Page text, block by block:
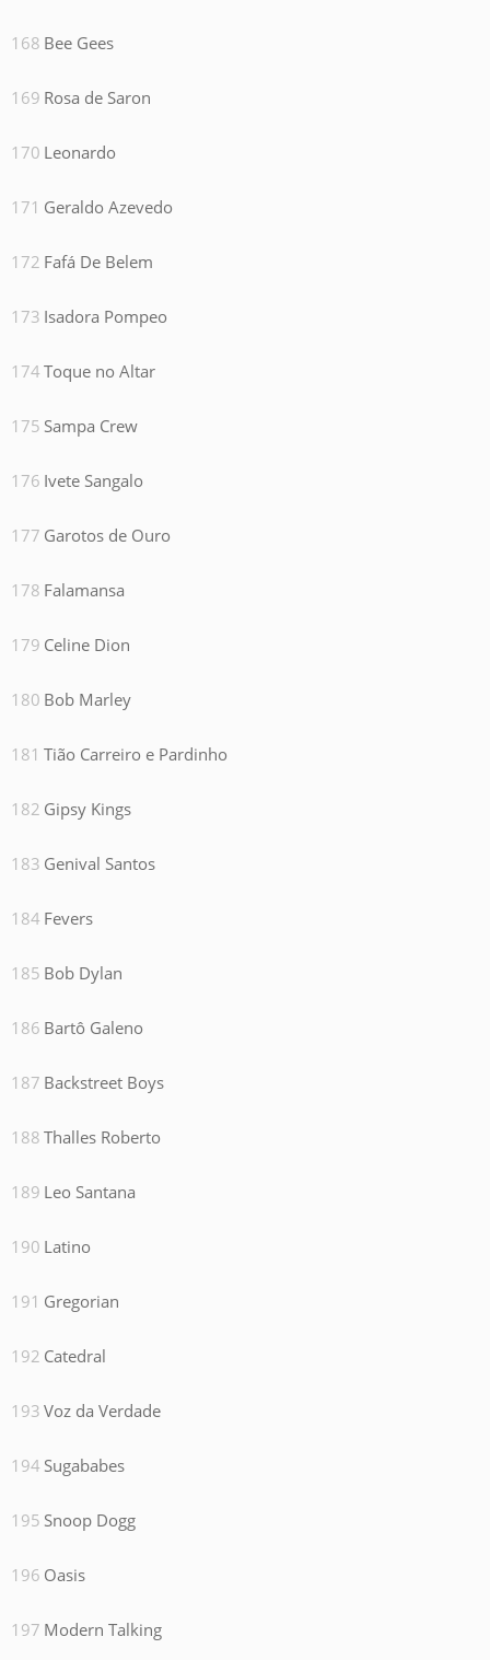
Bee Gees
Rosa de Saron
Leonardo
Geraldo Azevedo
Fafá De Belem
Isadora Pompeo
Toque no Altar
Sampa Crew
Ivete Sangalo
Garotos de Ouro
Falamansa
Celine Dion
Bob Marley
Tião Carreiro e Pardinho
Gipsy Kings
Genival Santos
Fevers
Bob Dylan
Bartô Galeno
Backstreet Boys
Thalles Roberto
Leo Santana
Latino
Gregorian
Catedral
Voz da Verdade
Sugababes
Snoop Dogg
Oasis
Modern Talking